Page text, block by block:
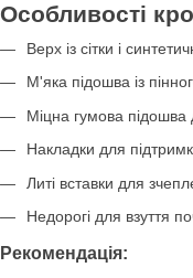
Особливості
Верх із сітки і
М'яка підошва із
Міцна гумова підошва
Накладки для
Литі вставки для
Недорогі для взуття
Рекомендація: